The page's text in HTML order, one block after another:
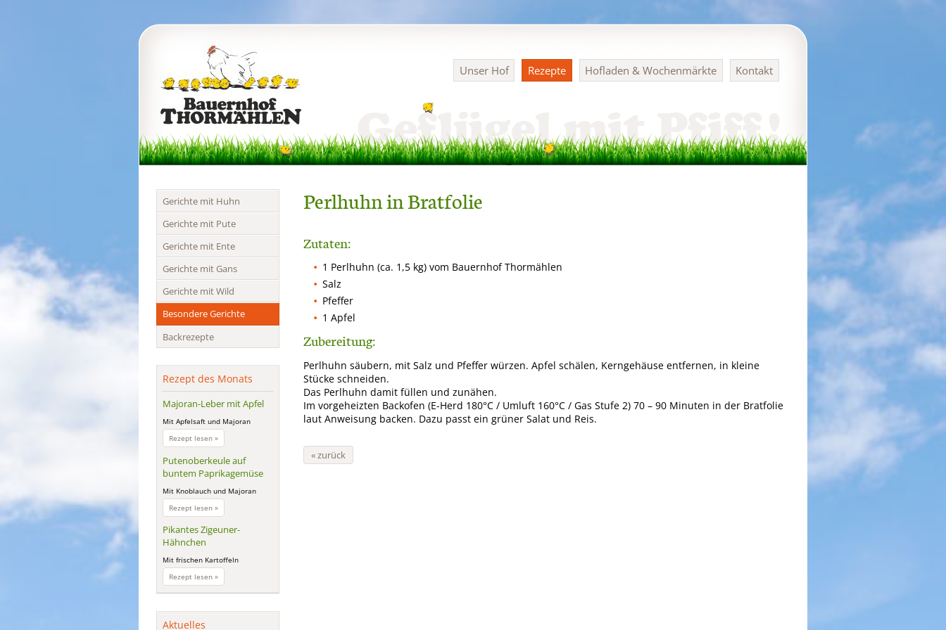
Navigation
überspringen
Unser Hof Rezepte Hofladen & Wochenmärkte Kontakt
Perlhuhn in Bratfolie
Zutaten:
1 Perlhuhn (ca. 1,5 kg) vom Bauernhof Thormählen
Salz
Pfeffer
1 Apfel
Zubereitung:
Perlhuhn säubern, mit Salz und Pfeffer würzen. Apfel schälen, Kerngehäuse entfernen, in kleine
Stücke schneiden.
Das Perlhuhn damit füllen und zunähen.
Im vorgeheizten Backofen (E-Herd 180°C / Umluft 160°C / Gas Stufe 2) 70 – 90 Minuten in der Bratfolie
laut Anweisung backen. Dazu passt ein grüner Salat und Reis.
« zurück
Navigation
überspringen
Gerichte mit Huhn
Gerichte mit Pute
Gerichte mit Ente
Gerichte mit Gans
Gerichte mit Wild
Besondere Gerichte
Backrezepte
Rezept des Monats
Majoran-Leber mit Apfel
Mit Apfelsaft und Majoran
Rezept lesen »Majoran-
Leber
mit
Apfel
Putenoberkeule auf
buntem Paprikagemüse
Mit Knoblauch und Majoran
Rezept lesen »Putenoberkeule
auf
Paprikagemüse
Pikantes Zigeuner-
Hähnchen
Mit frischen Kartoffeln
Rezept lesen »Pikantes
Zigeuner-
Hähnchen
Aktuelles